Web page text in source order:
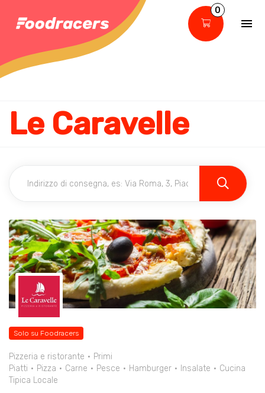
0
Le Caravelle
Solo su Foodracers
Pizzeria e ristorante
Primi
Piatti
Pizza Carne Pesce Hamburger Insalate
Cucina
Tipica Locale